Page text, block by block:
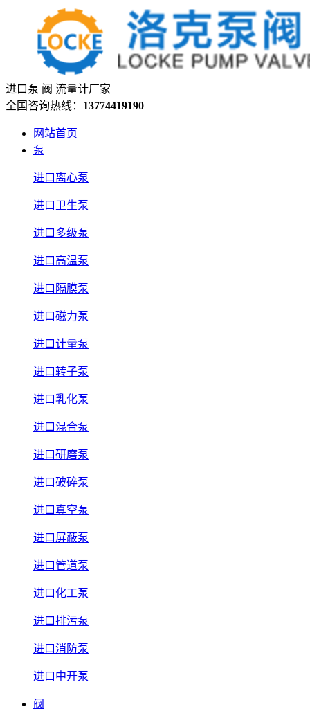
进口泵 阀 流量计厂家
全国咨询热线： 13774419190
网站首页
泵
进口离心泵
进口卫生泵
进口多级泵
进口高温泵
进口隔膜泵
进口磁力泵
进口计量泵
进口转子泵
进口乳化泵
进口混合泵
进口研磨泵
进口破碎泵
进口真空泵
进口屏蔽泵
进口管道泵
进口化工泵
进口排污泵
进口消防泵
进口中开泵
阀